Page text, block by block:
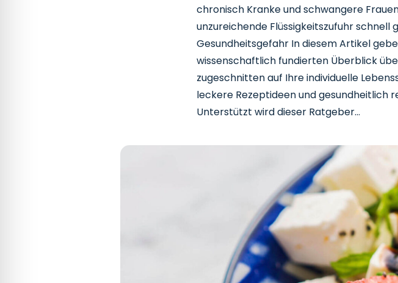
chronisch Kranke und schwangere
unzureichende Flüssigkeitszufuhr
Gesundheitsgefahr In diesem Artikel
wissenschaftlich fundierten Überblick
zugeschnitten auf Ihre individuelle
leckere Rezeptideen und gesundheitlich
Unterstützt wird dieser Ratgeber…